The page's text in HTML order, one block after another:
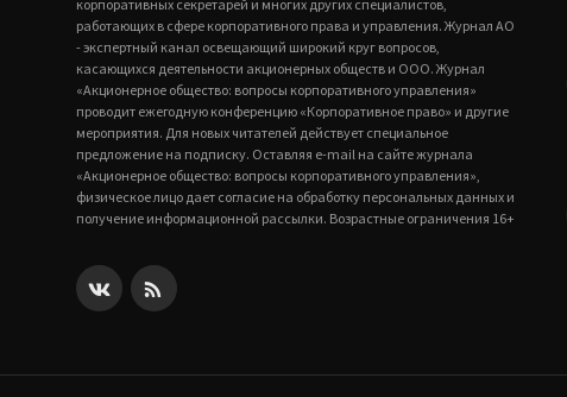
корпоративных секретарей и многих других специалистов,
работающих в сфере корпоративного права и управления. Журнал АО
- экспертный канал освещающий широкий круг вопросов,
касающихся деятельности акционерных обществ и ООО. Журнал
«Акционерное общество: вопросы корпоративного управления»
проводит ежегодную конференцию «Корпоративное право» и другие
мероприятия. Для новых читателей действует специальное
предложение на подписку. Оставляя e-mail на сайте журнала
«Акционерное общество: вопросы корпоративного управления»,
физическое лицо дает согласие на обработку персональных данных и
получение информационной рассылки. Возрастные ограничения 16+